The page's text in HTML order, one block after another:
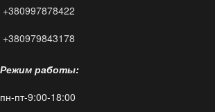
Контакты
+380997878422
+380979843178
Режим работы:
пн-пт-9:00-18:00